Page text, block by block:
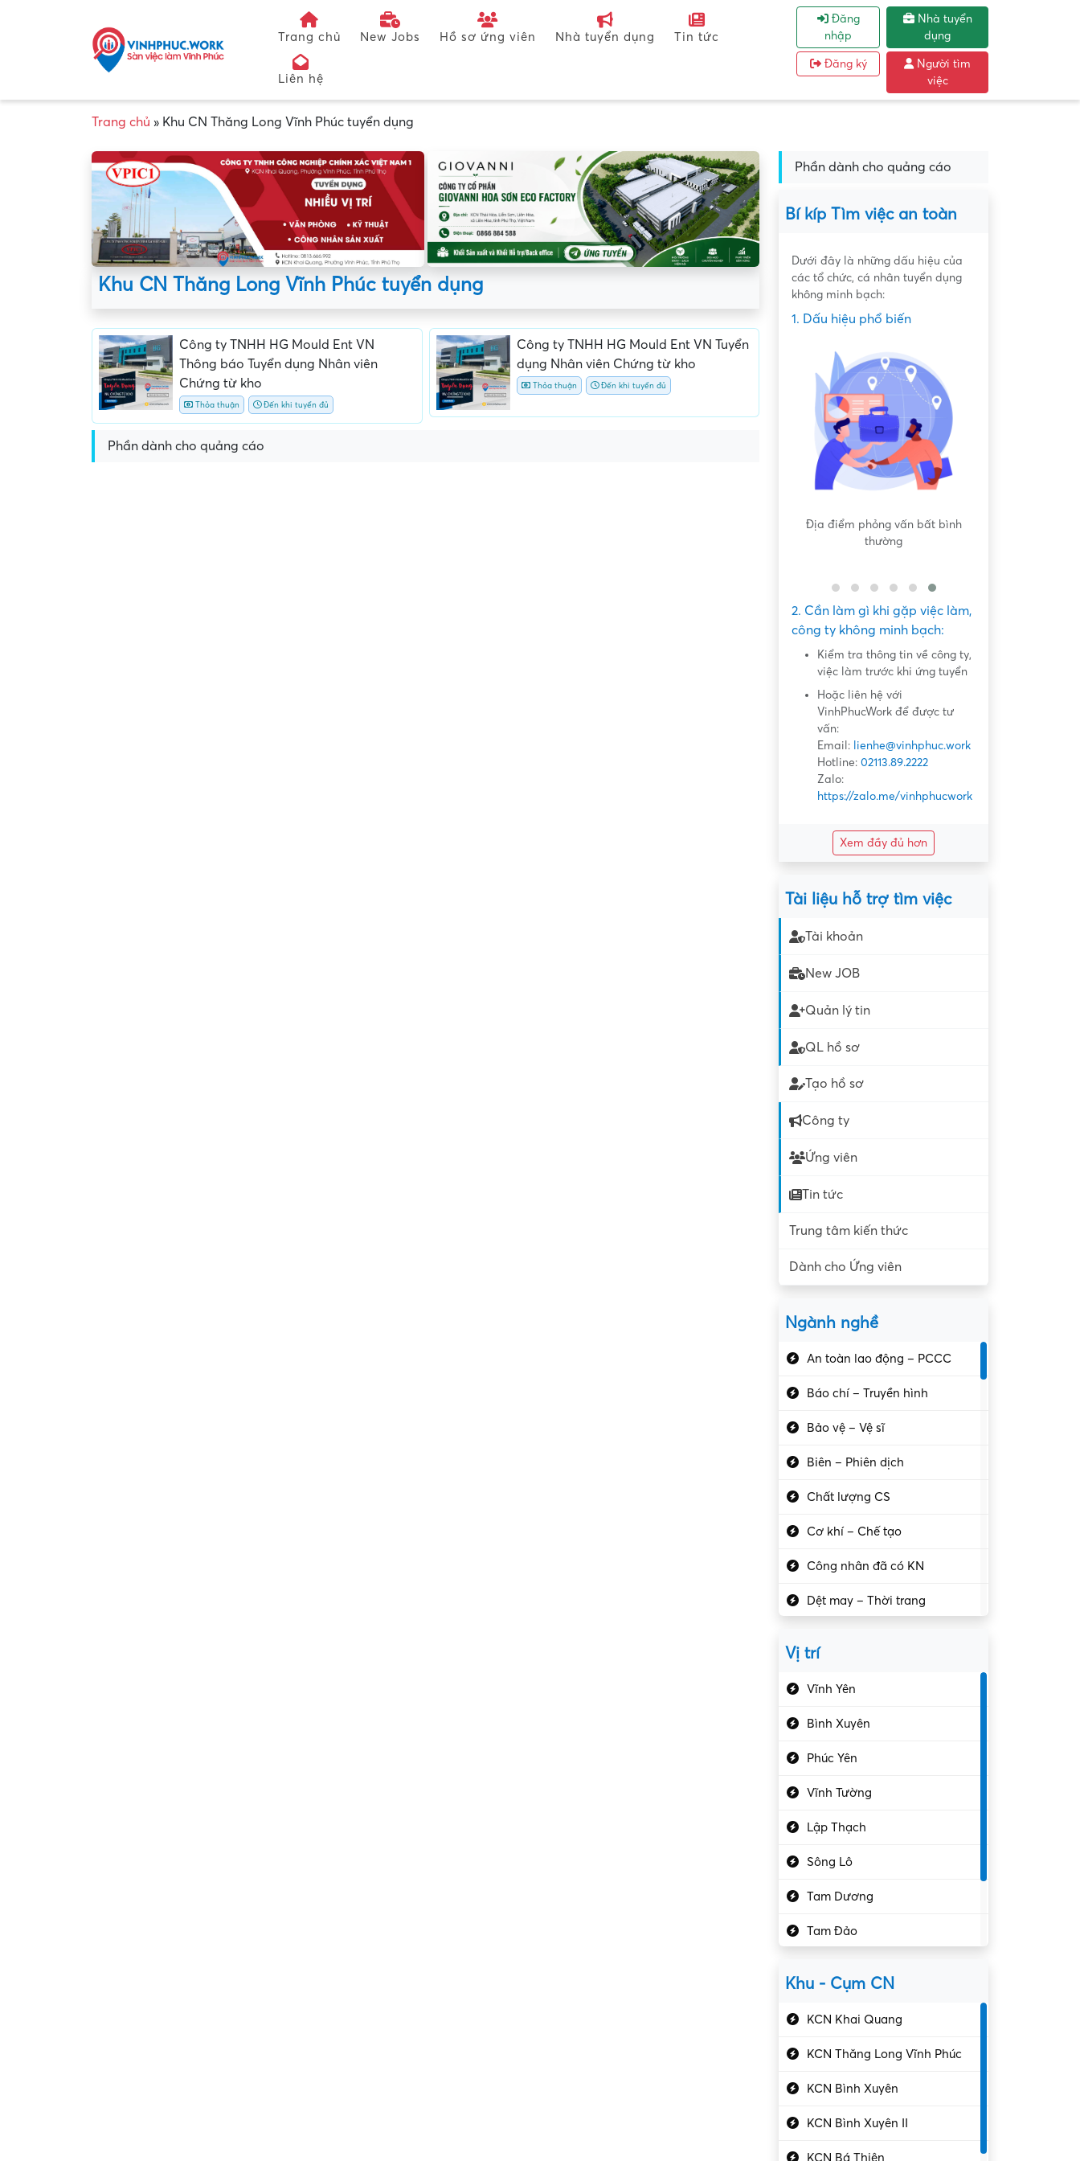
Trang chủ New Jobs Hồ sơ ứng viên Nhà tuyển dụng Tin tức
Liên hệ
Đăng
nhập
Đăng ký
Nhà tuyển
dụng
Người tìm
việc
Trang chủ » Khu CN Thăng Long Vĩnh Phúc tuyển dụng
Khu CN Thăng Long Vĩnh Phúc tuyển dụng
Công ty TNHH HG Mould Ent VN
Thông báo Tuyển dụng Nhân viên
Chứng từ kho
Thỏa thuận Đến khi tuyển đủ
Công ty TNHH HG Mould Ent VN Tuyển
dụng Nhân viên Chứng từ kho
Thỏa thuận Đến khi tuyển đủ
Phần dành cho quảng cáo
Phần dành cho quảng cáo
Bí kíp Tìm việc an toàn
Dưới đây là những dấu hiệu của
các tổ chức, cá nhân tuyển dụng
không minh bạch:
1. Dấu hiệu phổ biến
Nội dung mô tả công việc sơ sài,
không đồng nhất với công việc
2. Cần làm gì khi gặp việc làm,
công ty không minh bạch:
Kiểm tra thông tin về công ty,
việc làm trước khi ứng tuyển
Hoặc liên hệ với
VinhPhucWork để được tư
vấn:
Email: lienhe@vinhphuc.work
Hotline: 02113.89.2222
Zalo:
https://zalo.me/vinhphucwork
Xem đầy đủ hơn
Tài liệu hỗ trợ tìm việc
Tài khoản
New JOB
Quản lý tin
QL hồ sơ
Tạo hồ sơ
Công ty
Ứng viên
Tin tức
Trung tâm kiến thức
Dành cho Ứng viên
Ngành nghề
An toàn lao động – PCCC
Báo chí – Truyền hình
Bảo vệ – Vệ sĩ
Biên – Phiên dịch
Chất lượng CS
Cơ khí – Chế tạo
Công nhân đã có KN
Dệt may – Thời trang
Kiểm soát chất lượng
Kỹ sư cơ khí
Kỹ sư điện
Kỹ thuật cao
Kỹ thuật mạng – IT
Làm bán thời gian
Lao động phổ thông
Vị trí
Vĩnh Yên
Bình Xuyên
Phúc Yên
Vĩnh Tường
Lập Thạch
Sông Lô
Tam Dương
Tam Đảo
Khu - Cụm CN
KCN Khai Quang
KCN Thăng Long Vĩnh Phúc
KCN Bình Xuyên
KCN Bình Xuyên II
KCN Bá Thiện